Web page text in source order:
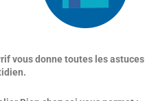
vous donne toutes les